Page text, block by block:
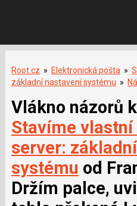
Root.cz » Elektronická pošta »
základní nastavení systému »
Vlákno názorů
Stavíme
server:
systému od
Držím palce,